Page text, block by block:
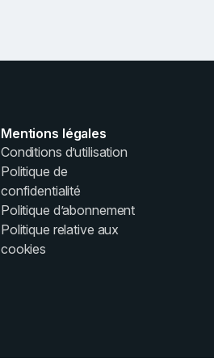
Mentions légales
Conditions d’utilisation
Politique de
confidentialité
Politique d’abonnement
Politique relative aux
cookies